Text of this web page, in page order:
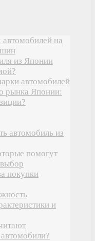
на
из Японии
автомобилей
рынка Японии:
автомобиль из
помогут
покупки
и